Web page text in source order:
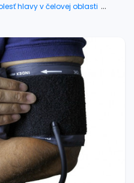
hlavy v čelovej oblasti